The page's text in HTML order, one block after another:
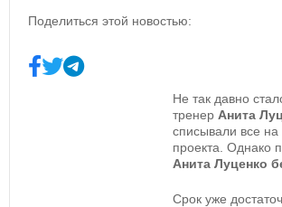
Поделиться этой новостью:
Не так давно
тренер Анита
списывали все
проекта. Однако
Анита Луценко
Срок уже